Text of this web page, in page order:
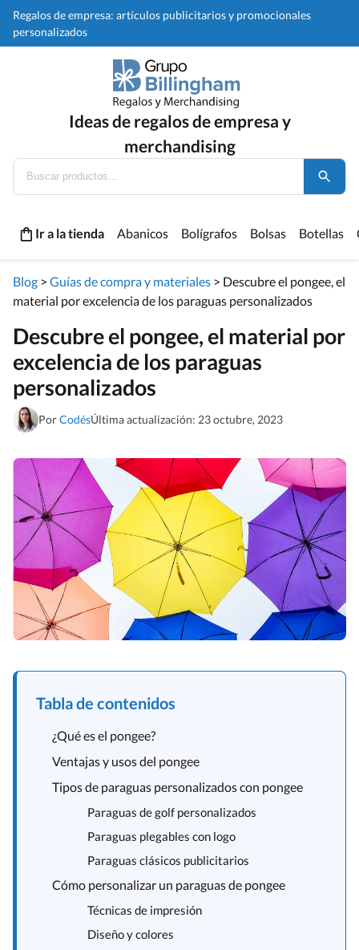
Regalos de empresa: artículos publicitarios y promocionales
personalizados
Ideas de regalos de empresa y
merchandising
Ir a la tienda Abanicos Bolígrafos Bolsas Botellas
Blog > Guías de compra y materiales > Descubre el pongee, el
material por excelencia de los paraguas personalizados
Descubre el pongee, el material por
excelencia de los paraguas
personalizados
PorCodésÚltima actualización: 23 octubre, 2023
Tabla de contenidos
¿Qué es el pongee?
Ventajas y usos del pongee
Tipos de paraguas personalizados con pongee
Paraguas de golf personalizados
Paraguas plegables con logo
Paraguas clásicos publicitarios
Cómo personalizar un paraguas de pongee
Técnicas de impresión
Diseño y colores